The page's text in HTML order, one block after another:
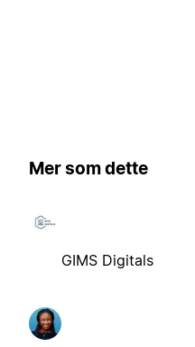
Mer som dette
GIMS Digitals